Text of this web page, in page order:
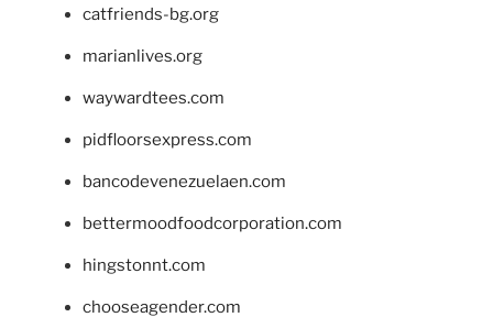
catfriends-bg.org
marianlives.org
waywardtees.com
pidfloorsexpress.com
bancodevenezuelaen.com
bettermoodfoodcorporation.com
hingstonnt.com
chooseagender.com